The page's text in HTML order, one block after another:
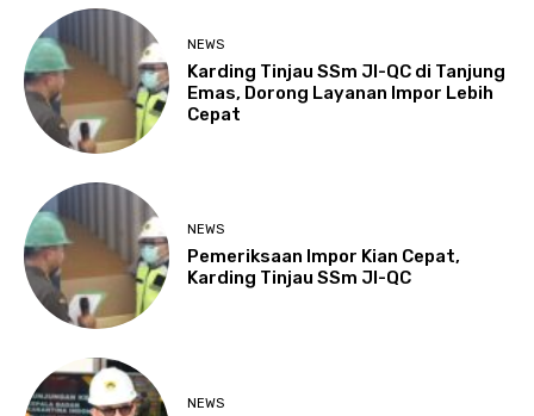
NEWS
Karding Tinjau SSm JI-QC di Tanjung
Emas, Dorong Layanan Impor Lebih
Cepat
NEWS
Pemeriksaan Impor Kian Cepat,
Karding Tinjau SSm JI-QC
NEWS